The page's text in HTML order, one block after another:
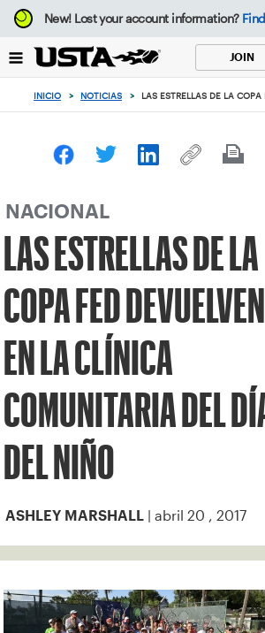
Enfoque
desde
botón
volver
principio
New!Lost your account information?
JOIN
INICIO > NOTICIAS > LAS ESTRELLAS DE LA
NACIONAL
LAS ESTRELLAS DE LA
COPA FED DEVUELVEN
EN LA CLÍNICA
COMUNITARIA DEL
DEL NIÑO
ASHLEY MARSHALL | abril 20 , 2017